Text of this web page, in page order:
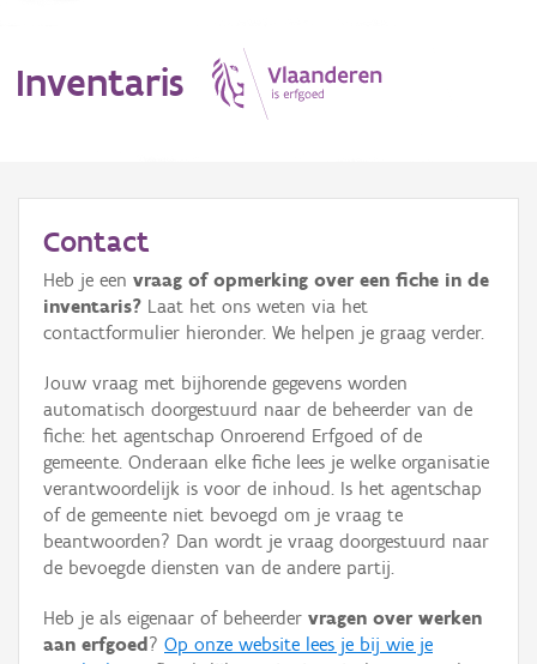
Inventaris
Erfgoedobject
Aanduidingsobject
Waarneming
Thema
Gebeurtenis
Persoon of collectief
Hergebruik
Contact
Heb je een vraag of opmerking over een fiche in de
inventaris? Laat het ons weten via het
contactformulier hieronder. We helpen je graag verder.
Jouw vraag met bijhorende gegevens worden
automatisch doorgestuurd naar de beheerder van de
fiche: het agentschap Onroerend Erfgoed of de
gemeente. Onderaan elke fiche lees je welke organisatie
verantwoordelijk is voor de inhoud. Is het agentschap
of de gemeente niet bevoegd om je vraag te
beantwoorden? Dan wordt je vraag doorgestuurd naar
de bevoegde diensten van de andere partij.
Heb je als eigenaar of beheerder vragen over werken
aan erfgoed ? Op onze website lees je bij wie je